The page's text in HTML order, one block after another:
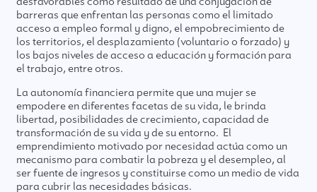
barreras que enfrentan las personas como el limitado
acceso a empleo formal y digno, el empobrecimiento de
los territorios, el desplazamiento (voluntario o forzado) y
los bajos niveles de acceso a educación y formación para
el trabajo, entre otros.
La autonomía financiera permite que una mujer se
empodere en diferentes facetas de su vida, le brinda
libertad, posibilidades de crecimiento, capacidad de
transformación de su vida y de su entorno. El
emprendimiento motivado por necesidad actúa como un
mecanismo para combatir la pobreza y el desempleo, al
ser fuente de ingresos y constituirse como un medio de vida
para cubrir las necesidades básicas.